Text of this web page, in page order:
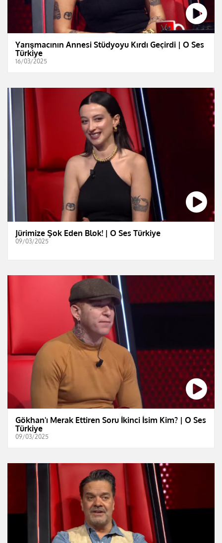
Yarışmacının Annesi Stüdyoyu Kırdı Geçirdi | O Ses
Türkiye
16/03/2025
Jürimize Şok Eden Blok! | O Ses Türkiye
09/03/2025
Gökhan'ı Merak Ettiren Soru İkinci İsim Kim? | O Ses
Türkiye
09/03/2025